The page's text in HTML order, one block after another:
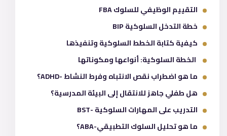
التقييم الوظيفي للسلوك FBA
خطة التدخل السلوكية BIP
كيفية كتابة الخطط السلوكية وتنفيذها
الخطة السلوكية: أنواعها ومكوناتها
ما هو اضطراب نقص الانتباه وفرط النشاط -ADHD؟
هل طفلي جاهز للانتقال إلى البيئة المدرسية؟
التدريب على المهارات السلوكية -BST
ما هو تحليل السلوك التطبيقي-ABA؟